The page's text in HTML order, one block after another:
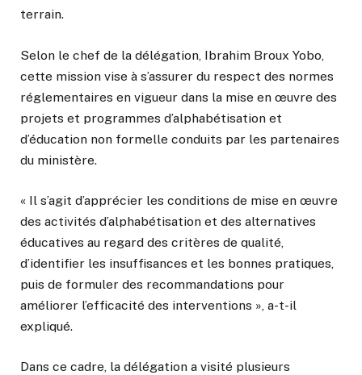
terrain.
Selon le chef de la délégation, Ibrahim Broux Yobo,
cette mission vise à s’assurer du respect des normes
réglementaires en vigueur dans la mise en œuvre des
projets et programmes d’alphabétisation et
d’éducation non formelle conduits par les partenaires
du ministère.
« Il s’agit d’apprécier les conditions de mise en œuvre
des activités d’alphabétisation et des alternatives
éducatives au regard des critères de qualité,
d’identifier les insuffisances et les bonnes pratiques,
puis de formuler des recommandations pour
améliorer l’efficacité des interventions », a-t-il
expliqué.
Dans ce cadre, la délégation a visité plusieurs